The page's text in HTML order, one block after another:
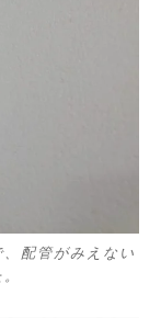
配管がみえない